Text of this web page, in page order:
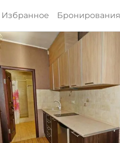
Избранное Бронирования